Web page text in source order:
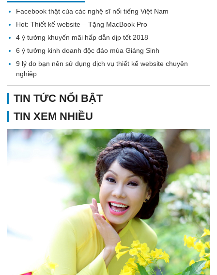
Facebook thật của các nghệ sĩ nổi tiếng Việt Nam
Hot: Thiết kế website – Tặng MacBook Pro
4 ý tưởng khuyến mãi hấp dẫn dịp tết 2018
6 ý tưởng kinh doanh độc đáo mùa Giáng Sinh
9 lý do bạn nên sử dụng dịch vụ thiết kế website chuyên
nghiệp
TIN TỨC NỔI BẬT
TIN XEM NHIỀU